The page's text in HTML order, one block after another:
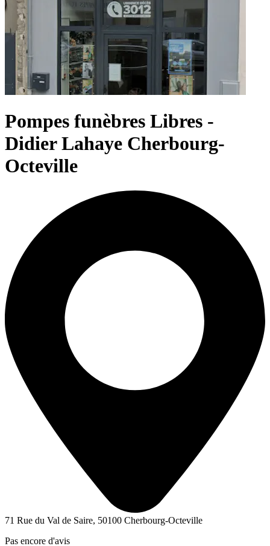
Pompes funèbres Libres -
Didier Lahaye Cherbourg-
Octeville
71 Rue du Val de Saire, 50100 Cherbourg-Octeville
Pas encore d'avis